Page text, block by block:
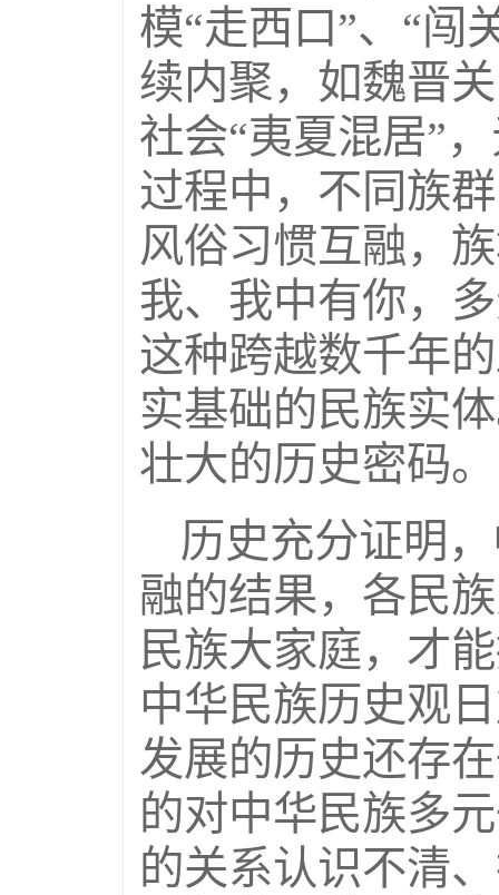
模“走西口”、“闯
续内聚，如魏晋
社会“夷夏混居”
过程中，不同族
风俗习惯互融，
我、我中有你，
这种跨越数千年
实基础的民族实
壮大的历史密码。
历史充分证明
融的结果，各民
民族大家庭，才
中华民族历史观
发展的历史还存
的对中华民族多
的关系认识不清